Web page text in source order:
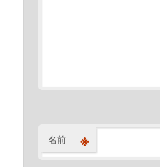
名前 ※